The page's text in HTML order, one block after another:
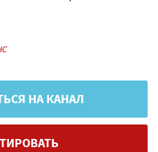
НА КАНАЛ